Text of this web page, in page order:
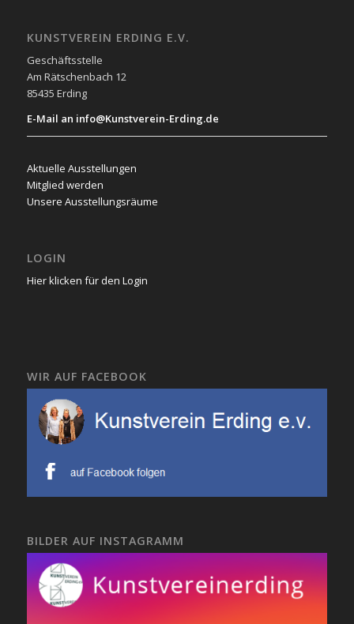
KUNSTVEREIN ERDING E.V.
Geschäftsstelle
Am Rätschenbach 12
85435 Erding
E-Mail an info@Kunstverein-Erding.de
Aktuelle Ausstellungen
Mitglied werden
Unsere Ausstellungsräume
LOGIN
Hier klicken für den Login
WIR AUF FACEBOOK
BILDER AUF INSTAGRAMM